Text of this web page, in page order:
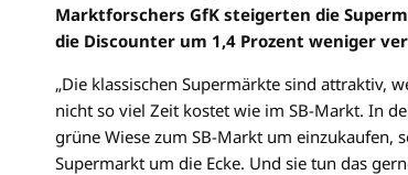
Marktforschers GfK steigerten die
die Discounter um 1,4 Prozent weniger
„Die klassischen Supermärkte sind attraktiv,
nicht so viel Zeit kostet wie im SB-Markt. In
grüne Wiese zum SB-Markt um einzukaufen,
Supermarkt um die Ecke. Und sie tun das